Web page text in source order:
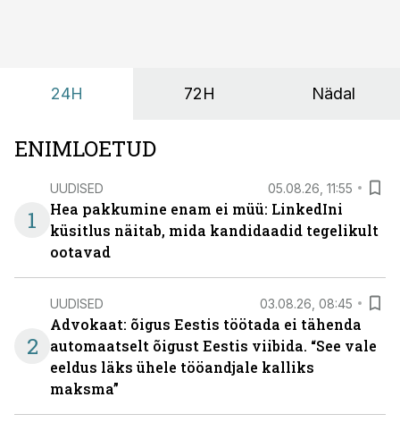
24H 72H Nädal
ENIMLOETUD
1
UUDISED 05.08.26, 11:55
Hea pakkumine enam ei müü: LinkedIni
küsitlus näitab, mida kandidaadid tegelikult
ootavad
2
UUDISED 03.08.26, 08:45
Advokaat: õigus Eestis töötada ei tähenda
automaatselt õigust Eestis viibida. “See vale
eeldus läks ühele tööandjale kalliks
maksma”